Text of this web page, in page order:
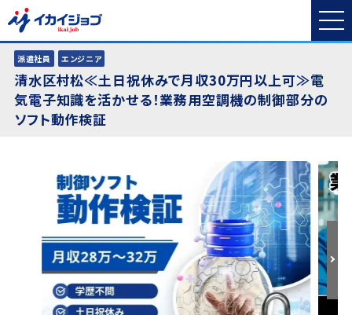
派遣社員 エンジニア
清水区村松≪土日祝休みで月収30万円以上可≫電
気電子知識を活かせる！業務用空調機の制御部分の
ソフト動作検証